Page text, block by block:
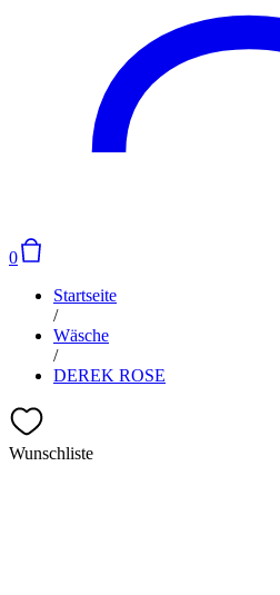
0
Startseite
/
Wäsche
/
DEREK ROSE
Wunschliste